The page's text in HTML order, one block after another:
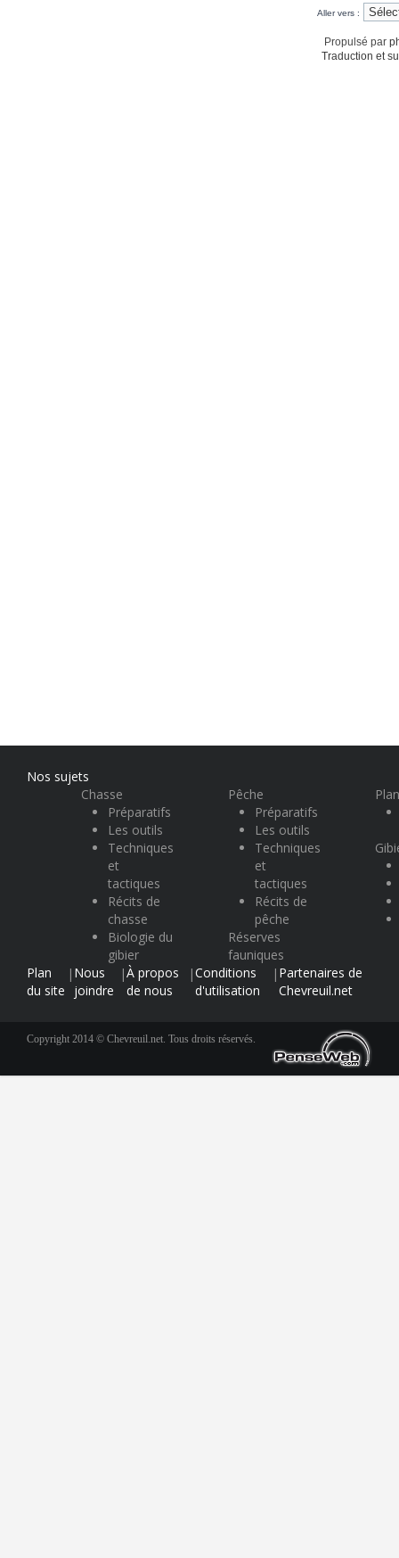
Aller vers :
Propulsé par
Traduction et
Nos sujets
Chasse
Préparatifs
Les outils
Techniques
et
tactiques
Récits de
chasse
Biologie du
gibier
Pêche
Préparatifs
Les outils
Techniques
et
tactiques
Récits de
pêche
Réserves
fauniques
Plan
du site
| Nous
joindre
|À propos
de nous
|Conditions
d'utilisation
| Partenaires de
Chevreuil.net
Copyright 2014 © Chevreuil.net. Tous droits réservés.